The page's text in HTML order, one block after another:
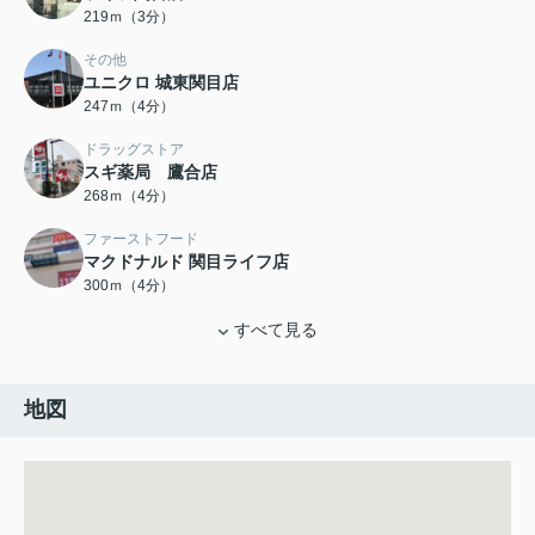
219ｍ（3分）
その他
ユニクロ 城東関目店
247ｍ（4分）
ドラッグストア
スギ薬局 鷹合店
268ｍ（4分）
ファーストフード
マクドナルド 関目ライフ店
300ｍ（4分）
すべて見る
地図